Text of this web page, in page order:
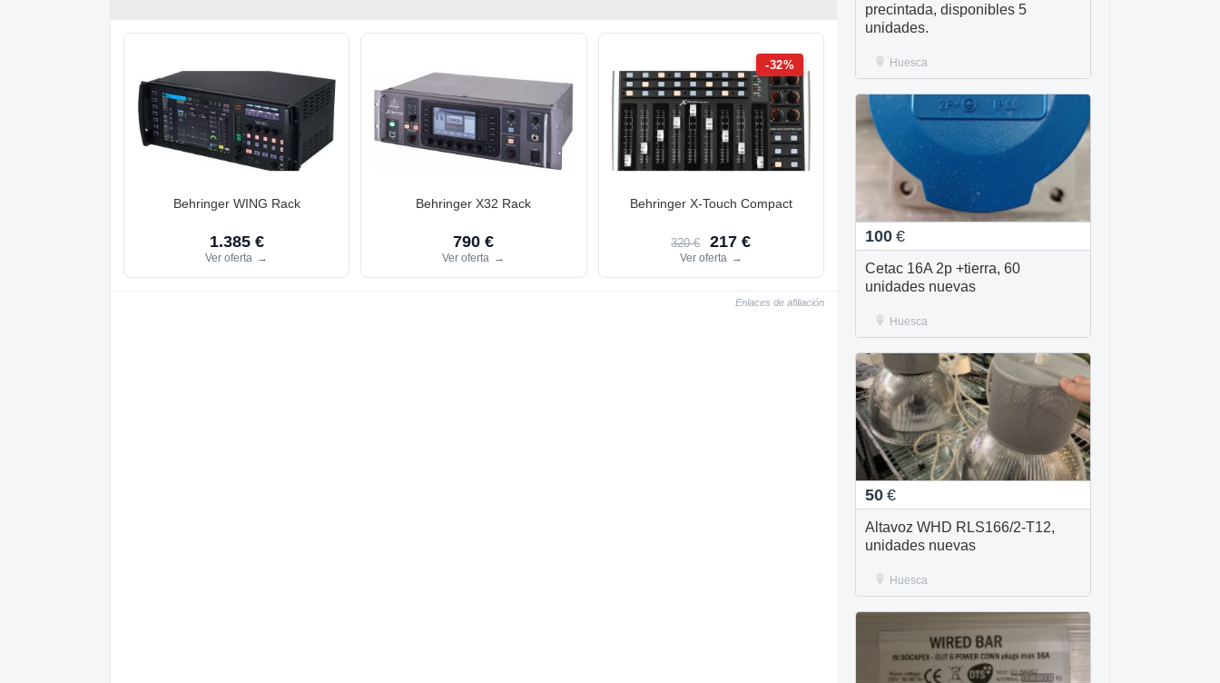
Behringer WING Rack
1.385 €
Ver oferta →
Behringer X32 Rack
790 €
Ver oferta →
-32%
Behringer X-Touch Compact
320 € 217 €
Ver oferta →
Enlaces de afiliación
precintada, disponibles 5
unidades.
Huesca
100 €
Cetac 16A 2p +tierra, 60
unidades nuevas
Huesca
50 €
Altavoz WHD RLS166/2-T12,
unidades nuevas
Huesca